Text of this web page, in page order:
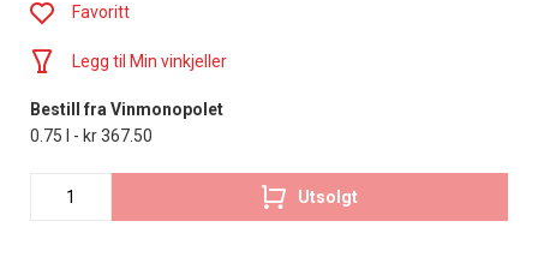
Favoritt
Legg til Min vinkjeller
Bestill fra Vinmonopolet
0.75 l - kr 367.50
Utsolgt